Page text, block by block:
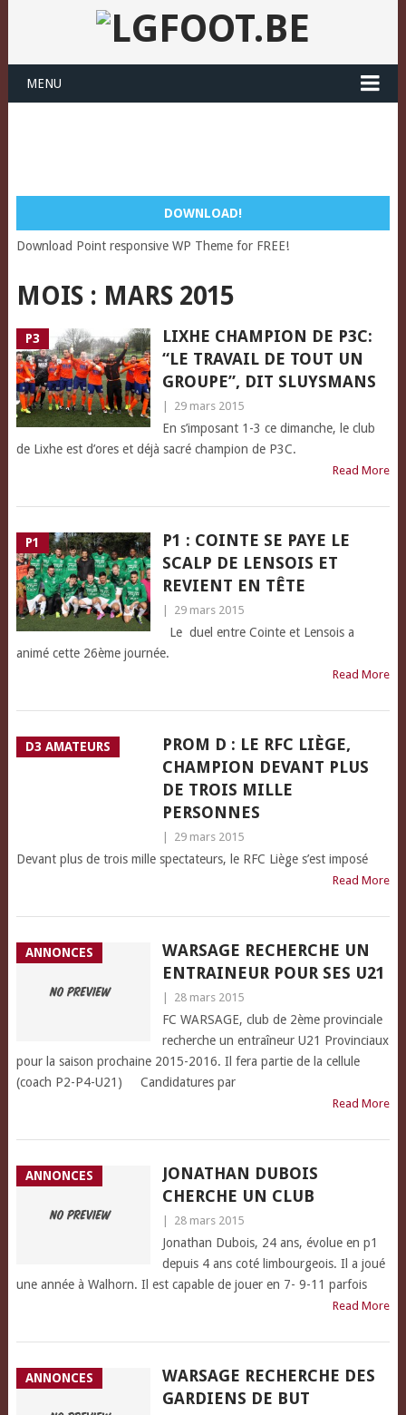
MENU
DOWNLOAD!
Download Point responsive WP Theme for FREE!
MOIS : MARS 2015
P3
LIXHE CHAMPION DE P3C:
“LE TRAVAIL DE TOUT UN
GROUPE”, DIT SLUYSMANS
29 mars 2015
En s’imposant 1-3 ce dimanche, le club
de Lixhe est d’ores et déjà sacré champion de P3C.
Read More
P1
P1 : COINTE SE PAYE LE
SCALP DE LENSOIS ET
REVIENT EN TÊTE
29 mars 2015
Le duel entre Cointe et Lensois a
animé cette 26ème journée.
Read More
D3 AMATEURS
PROM D : LE RFC LIÈGE,
CHAMPION DEVANT PLUS
DE TROIS MILLE
PERSONNES
29 mars 2015
Devant plus de trois mille spectateurs, le RFC Liège s’est imposé
Read More
ANNONCES
WARSAGE RECHERCHE UN
ENTRAINEUR POUR SES U21
28 mars 2015
FC WARSAGE, club de 2ème provinciale
recherche un entraîneur U21 Provinciaux
pour la saison prochaine 2015-2016. Il fera partie de la cellule
(coach P2-P4-U21) Candidatures par
Read More
ANNONCES
JONATHAN DUBOIS
CHERCHE UN CLUB
28 mars 2015
Jonathan Dubois, 24 ans, évolue en p1
depuis 4 ans coté limbourgeois. Il a joué
une année à Walhorn. Il est capable de jouer en 7- 9-11 parfois
Read More
ANNONCES
WARSAGE RECHERCHE DES
GARDIENS DE BUT